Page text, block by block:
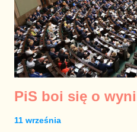
PiS boi się o
11 września